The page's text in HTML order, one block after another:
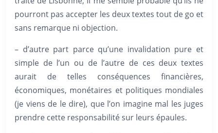
pourront pas accepter les deux textes tout de go et
sans remarque ni objection.
– d’autre part parce qu’une invalidation pure et
simple de l’un ou de l’autre de ces deux textes
aurait de telles conséquences financières,
économiques, monétaires et politiques mondiales
(je viens de le dire), que l’on imagine mal les juges
prendre cette responsabilité sur leurs épaules.